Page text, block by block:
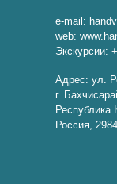
e-mail:
web:
Экскурсии:
Адрес: ул.
г.
Республика
Россия,